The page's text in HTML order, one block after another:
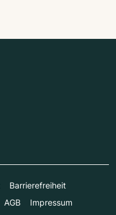
Barrierefreiheit
AGB Impressum